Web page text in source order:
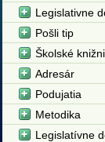
Legislativne
Pošli tip
Školské
Adresár
Podujatia
Metodika
Legislatívne